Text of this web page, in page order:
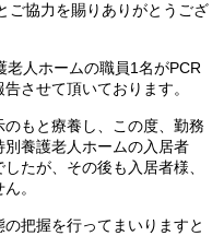
ご協力を賜りありがとうござ
老人ホームの職員1名がPCR
させて頂いております。
もと療養し、この度、勤務
養護老人ホームの入居者
たが、その後も入居者様、
。
把握を行ってまいりますと